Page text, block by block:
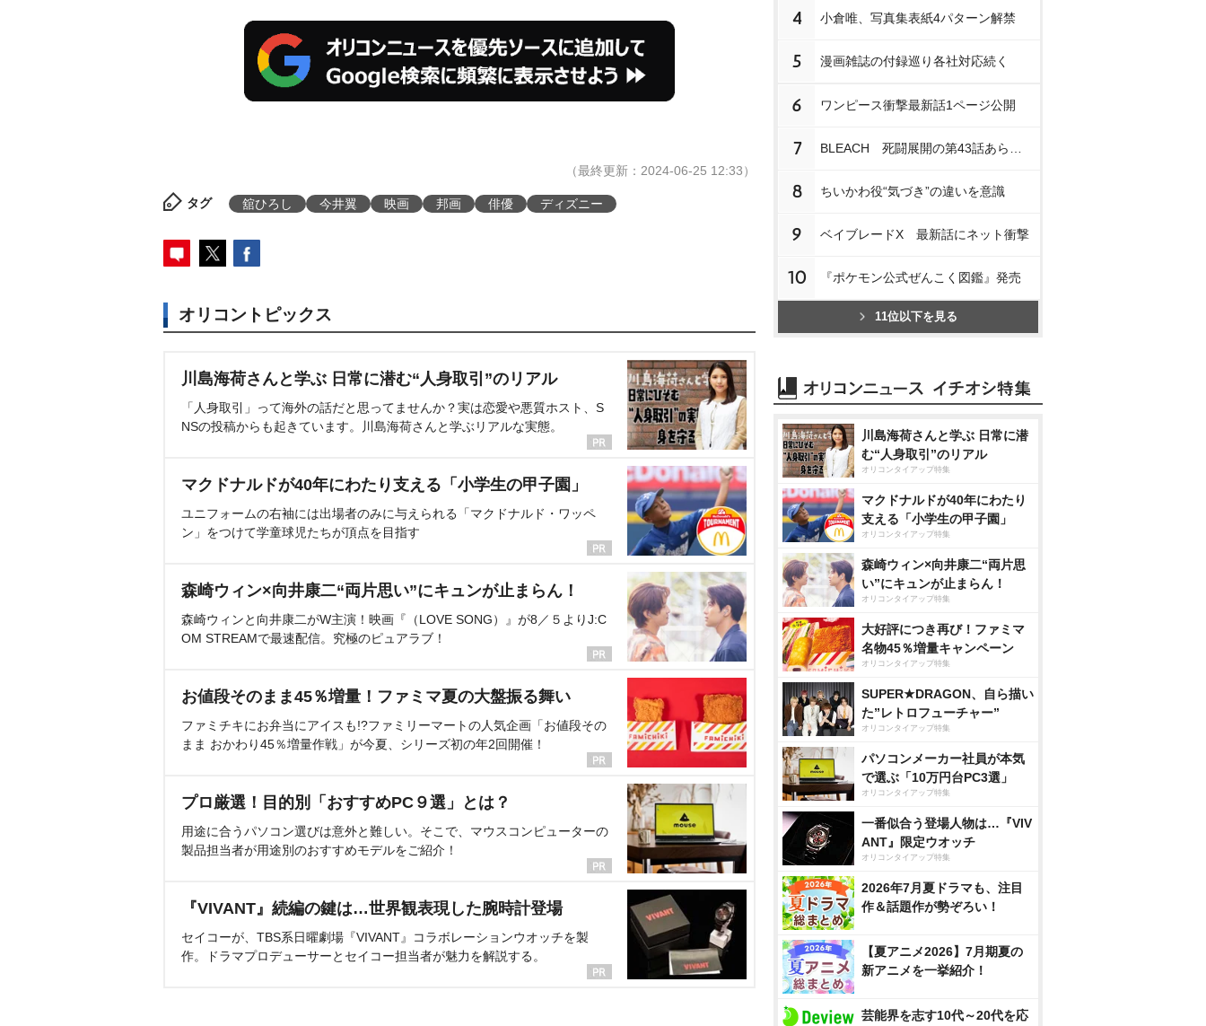
（最終更新：2024-06-25 12:33）
タグ 舘ひろし 今井翼 映画 邦画 俳優 ディズニー
オリコントピックス
川島海荷さんと学ぶ 日常に潜む“人身取引”のリアル
「人身取引」って海外の話だと思ってませんか？実は恋愛や悪質ホスト、S
NSの投稿からも起きています。川島海荷さんと学ぶリアルな実態。
マクドナルドが40年にわたり支える「小学生の甲子園」
ユニフォームの右袖には出場者のみに与えられる「マクドナルド・ワッペ
ン」をつけて学童球児たちが頂点を目指す
森崎ウィン×向井康二“両片思い”にキュンが止まらん！
森崎ウィンと向井康二がW主演！映画『（LOVE SONG）』が8／５よりJ:C
OM STREAMで最速配信。究極のピュアラブ！
お値段そのまま45％増量！ファミマ夏の大盤振る舞い
ファミチキにお弁当にアイスも!?ファミリーマートの人気企画「お値段その
まま おかわり45％増量作戦」が今夏、シリーズ初の年2回開催！
プロ厳選！目的別「おすすめPC９選」とは？
用途に合うパソコン選びは意外と難しい。そこで、マウスコンピューターの
製品担当者が用途別のおすすめモデルをご紹介！
『VIVANT』続編の鍵は…世界観表現した腕時計登場
セイコーが、TBS系日曜劇場『VIVANT』コラボレーションウオッチを製
作。ドラマプロデューサーとセイコー担当者が魅力を解説する。
4 小倉唯、写真集表紙4パターン解禁
5 漫画雑誌の付録巡り各社対応続く
6 ワンピース衝撃最新話1ページ公開
7
8 ちいかわ役“気づき”の違いを意識
9 ベイブレードX 最新話にネット衝撃
10 『ポケモン公式ぜんこく図鑑』発売
11位以下を見る
川島海荷さんと学ぶ 日常に潜
む“人身取引”のリアル
オリコンタイアップ特集
マクドナルドが40年にわたり
支える「小学生の甲子園」
オリコンタイアップ特集
森崎ウィン×向井康二“両片思
い”にキュンが止まらん！
オリコンタイアップ特集
大好評につき再び！ファミマ
名物45％増量キャンペーン
オリコンタイアップ特集
SUPER★DRAGON、自ら描い
た”レトロフューチャー”
オリコンタイアップ特集
パソコンメーカー社員が本気
で選ぶ「10万円台PC3選」
オリコンタイアップ特集
一番似合う登場人物は…『VIV
ANT』限定ウオッチ
オリコンタイアップ特集
2026年7月夏ドラマも、注目
作＆話題作が勢ぞろい！
【夏アニメ2026】7月期夏の
新アニメを一挙紹介！
芸能界を志す10代～20代を応